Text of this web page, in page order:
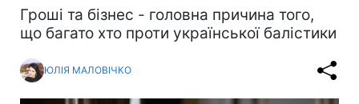
Гроші та бізнес - головна причина того,
що багато хто проти української балістики
ЮЛІЯ МАЛОВІЧКО